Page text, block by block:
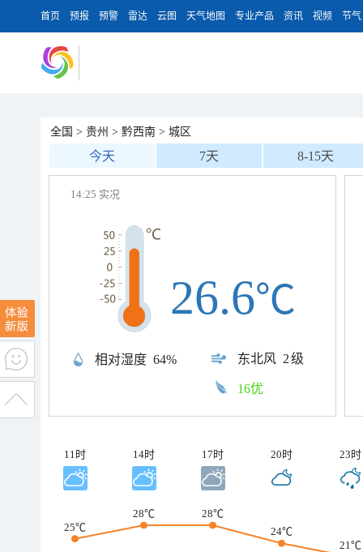
首页 预报 预警 雷达 云图 天气地图 专业产品 资讯 视频 节气
全国 > 贵州 > 黔西南 > 城区
今天 7天 8-15天
14:25 实况
相对湿度 64% 东北风 2级
26.6℃
16优
11时 14时 17时 20时 23时
25℃
28℃
28℃
24℃
21℃